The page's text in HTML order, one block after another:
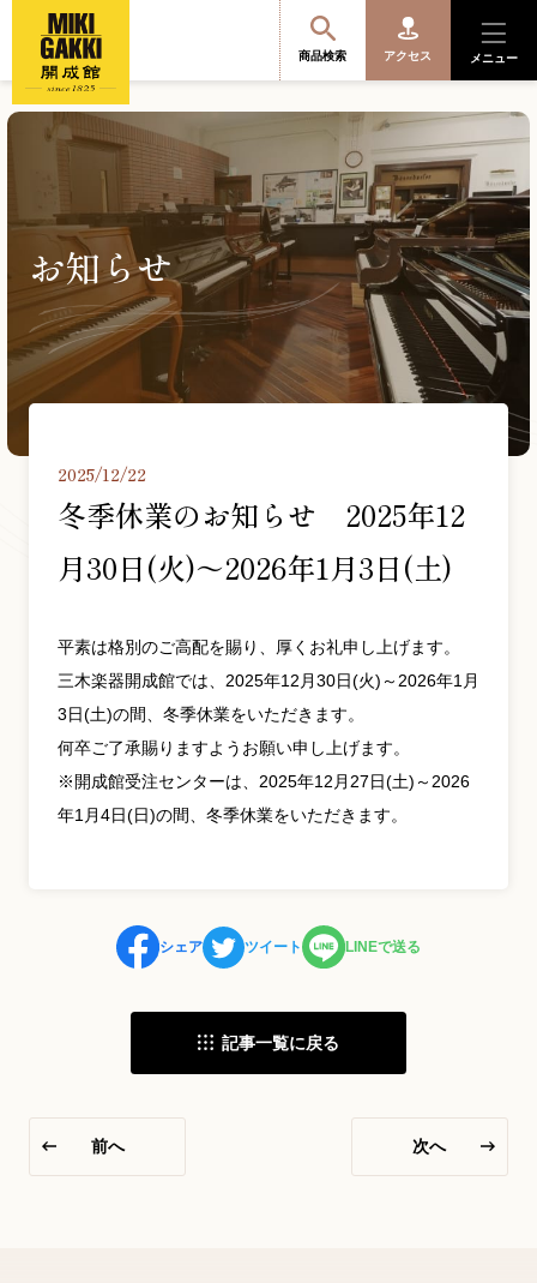
商品検索 アクセス メニュー
商品を探す・選ぶ
便利なサービス
開成館を知る
06-6252-0432
受付時間 10:00～19:00 (水曜定休)
発信する
お問い合わせフォーム
大阪・本町のピアノ専門店
三木楽器 開成館
大阪府大阪市中央区北久宝寺町3丁目3−4
YouTube 公式チャンネル
三木楽器 開成館
お知らせ
2025/12/22
冬季休業のお知らせ 2025年12
月30日(火)～2026年1月3日(土)
平素は格別のご高配を賜り、厚くお礼申し上げます。
三木楽器開成館では、2025年12月30日(火)～2026年1月
3日(土)の間、冬季休業をいただきます。
何卒ご了承賜りますようお願い申し上げます。
※開成館受注センターは、2025年12月27日(土)～2026
年1月4日(日)の間、冬季休業をいただきます。
シェア ツイート LINEで送る
記事一覧に戻る
前へ 次へ